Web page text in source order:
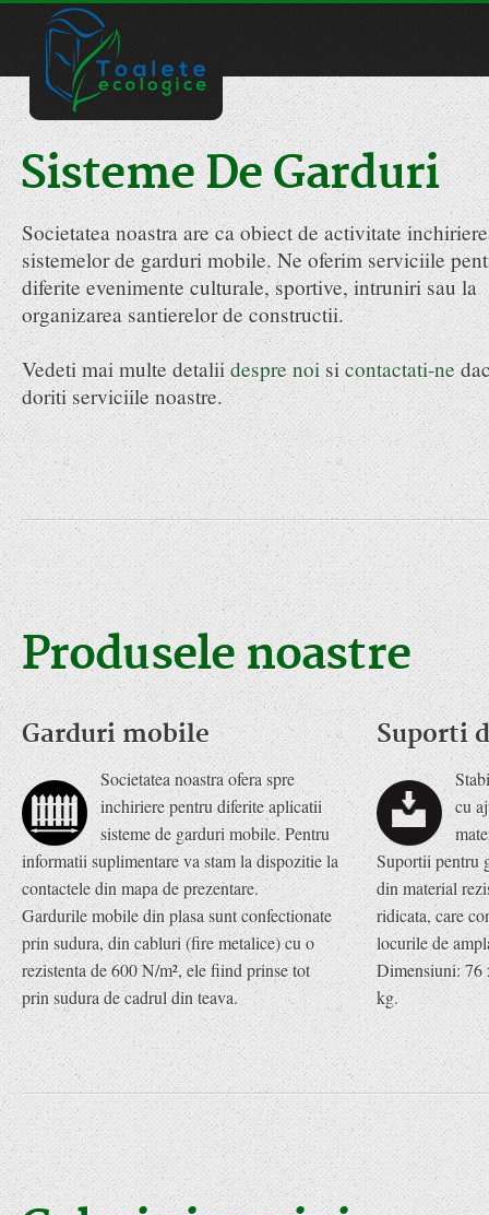
Sisteme De Garduri
Societatea noastra are ca obiect de activitate
sistemelor de garduri mobile. Ne oferim serviciile
diferite evenimente culturale, sportive, intruniri sau la
organizarea santierelor de constructii.
Vedeti mai multe detaliidespre noisicontactati-ne
doriti serviciile noastre.
Produsele noastre
Garduri mobile
Societatea noastra ofera spre
inchiriere pentru diferite aplicatii
sisteme de garduri mobile. Pentru
informatii suplimentare va stam la dispozitie la
contactele din mapa de prezentare.
Gardurile mobile din plasa sunt confectionate
prin sudura, din cabluri (fire metalice) cu o
rezistenta de 600 N/m², ele fiind prinse tot
prin sudura de cadrul din teava.
Suporti
cu
Suportii pentru
din material
ridicata, care
locurile de
Dimensiuni: 76
kg.